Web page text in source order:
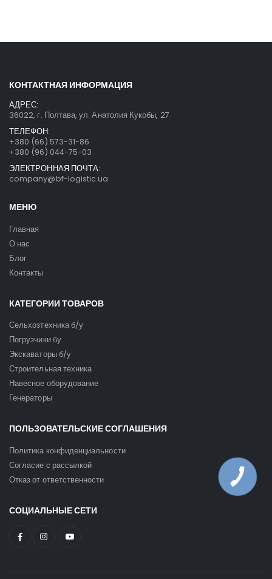
КОНТАКТНАЯ ИНФОРМАЦИЯ
АДРЕС:
36022, г. Полтава, ул. Анатолия Кукобы, 27
ТЕЛЕФОН:
+380 (66) 573-31-86
+380 (96) 044-75-03
ЭЛЕКТРОННАЯ ПОЧТА:
company@bf-logistic.ua
МЕНЮ
Главная
О нас
Блог
Контакты
КАТЕГОРИИ ТОВАРОВ
Сельхозтехника б/у
Погрузчики бу
Экскаваторы б/у
Строительная техника
Навесное оборудование
Генераторы
ПОЛЬЗОВАТЕЛЬСКИЕ СОГЛАШЕНИЯ
Политика конфиденциальности
Согласие с рассылкой
Отказ от ответственности
СОЦИАЛЬНЫЕ СЕТИ
КНОПКА
ЗВ'ЯЗКУ